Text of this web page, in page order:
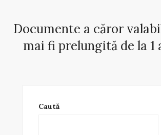
Documente a căror
mai fi prelungită de la 1
Caută